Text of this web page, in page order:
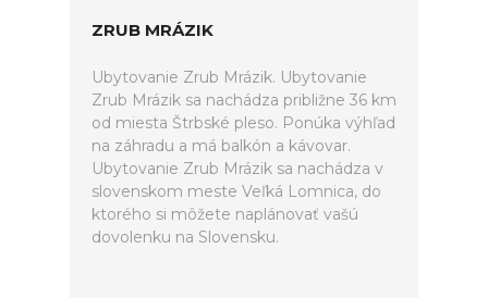
ZRUB MRÁZIK
Ubytovanie Zrub Mrázik. Ubytovanie
Zrub Mrázik sa nachádza približne 36 km
od miesta Štrbské pleso. Ponúka výhľad
na záhradu a má balkón a kávovar.
Ubytovanie Zrub Mrázik sa nachádza v
slovenskom meste Veľká Lomnica, do
ktorého si môžete naplánovať vašú
dovolenku na Slovensku.